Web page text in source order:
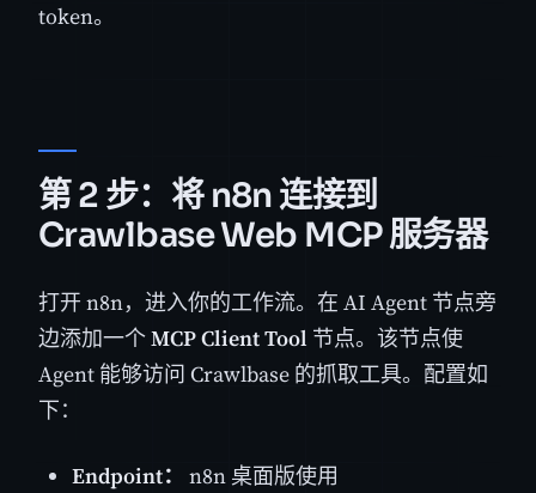
token。
第 2 步：将 n8n 连接到
Crawlbase Web MCP 服务器
打开 n8n，进入你的工作流。在 AI Agent 节点旁
边添加一个MCP Client Tool 节点。该节点使
Agent 能够访问 Crawlbase 的抓取工具。配置如
下：
Endpoint： n8n 桌面版使用